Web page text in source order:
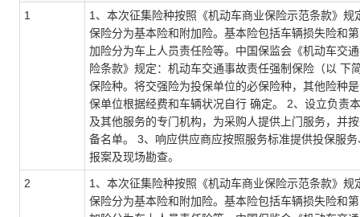
1
1、本次征集险种按照《机动车商业保险示范条款》规
保险分为基本险和附加险。基本险包括车辆损失险和
加险分为车上人员责任险等。中国保监会《机动车交
险条款》规定：机动车交通事故责任强制保险（以 下
保险种。将交强险为投保单位的必保险种，其他险种
保单位根据经费和车辆状况自行 确定。 2、设立负责
及其他服务的专门机构，为采购人提供上门服务，并
备名单。 3、响应供应商应按照服务标准提供投保服
报案及现场勘查。
2
1、本次征集险种按照《机动车商业保险示范条款》规
保险分为基本险和附加险。基本险包括车辆损失险和